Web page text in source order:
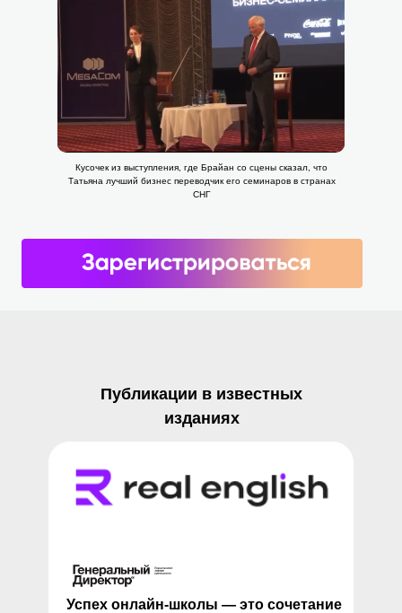
Кусочек из выступления, где Брайан со сцены сказал, что
Татьяна лучший бизнес переводчик его семинаров в странах
СНГ
Успех онлайн-школы — это сочетание
Публикации в известных
изданиях